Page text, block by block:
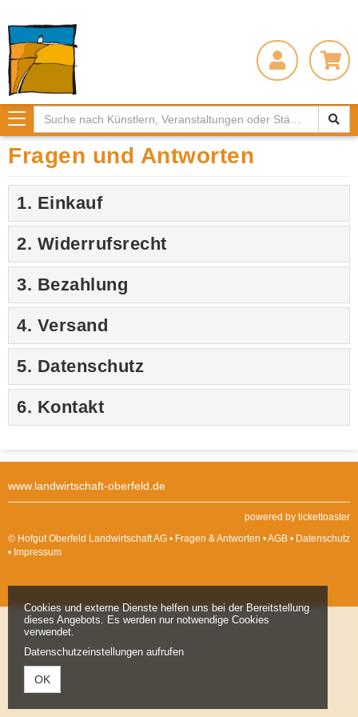
Toggle
navigation
Fragen und Antworten
1. Einkauf
2. Widerrufsrecht
3. Bezahlung
4. Versand
5. Datenschutz
6. Kontakt
www.landwirtschaft-oberfeld.de
powered by tickettoaster
© Hofgut Oberfeld Landwirtschaft AG • Fragen & Antworten •AGB • Datenschutz
• Impressum
Cookies und externe Dienste helfen uns bei der Bereitstellung
dieses Angebots. Es werden nur notwendige Cookies
verwendet.
Datenschutzeinstellungen aufrufen
OK